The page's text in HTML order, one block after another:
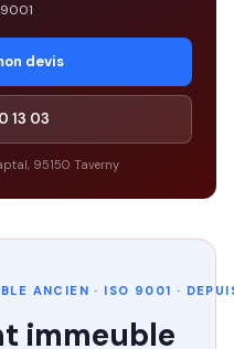
devis
13 03
95150 Taverny
ANCIEN · ISO 9001 ·
immeuble